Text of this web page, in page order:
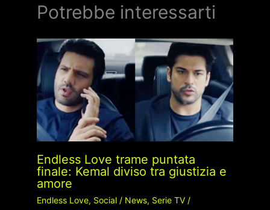
Potrebbe interessarti
Endless Love trame puntata
finale: Kemal diviso tra giustizia e
amore
Endless Love, Social/ News, Serie TV/